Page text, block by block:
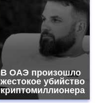
В ОАЭ произошло
жестокое убийство
криптомиллионера